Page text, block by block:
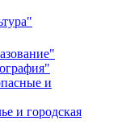
и
и городская